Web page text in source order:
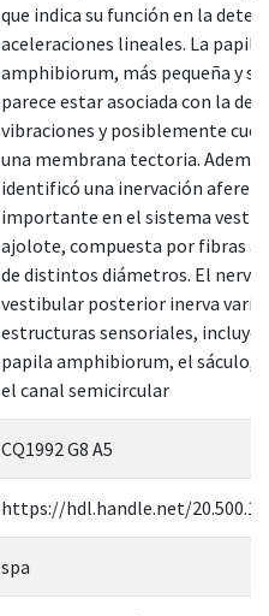
que indica su función en la
aceleraciones lineales. La papila
amphibiorum, más pequeña y
parece estar asociada con la
vibraciones y posiblemente
una membrana tectoria.
identificó una inervación
importante en el sistema
ajolote, compuesta por fibras
de distintos diámetros. El nervio
vestibular posterior inerva
estructuras sensoriales,
papila amphibiorum, el sáculo,
el canal semicircular
CQ1992 G8 A5
https://hdl.handle.net/
spa